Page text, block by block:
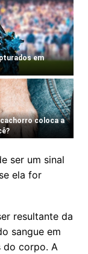
ser um sinal
ela for
resultante da
sangue em
do corpo. A